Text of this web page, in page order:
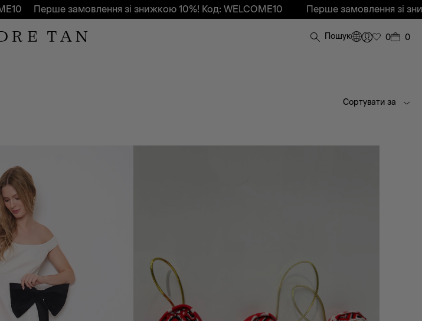
Перше замовлення зі знижкою 10%! Код: WELCOME10 Перше замовлення зі знижкою
Пошук 0 0
Сортувати за